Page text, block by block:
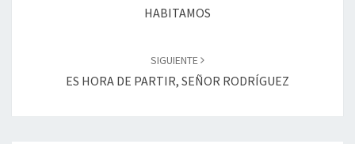
HABITAMOS
SIGUIENTE
ES HORA DE PARTIR, SEÑOR RODRÍGUEZ